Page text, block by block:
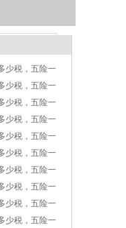
少税，五险一
少税，五险一
少税，五险一
少税，五险一
少税，五险一
少税，五险一
少税，五险一
少税，五险一
少税，五险一
少税，五险一